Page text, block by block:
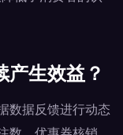
产生效益？
数据反馈进行动态